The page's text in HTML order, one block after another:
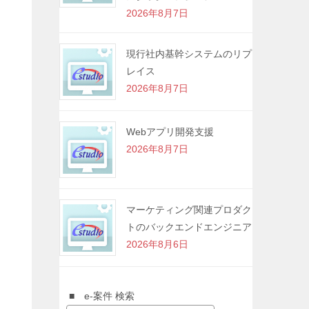
2026年8月7日
現行社内基幹システムのリプ
レイス
2026年8月7日
Webアプリ開発支援
2026年8月7日
マーケティング関連プロダク
トのバックエンドエンジニア
2026年8月6日
■ e-案件 検索